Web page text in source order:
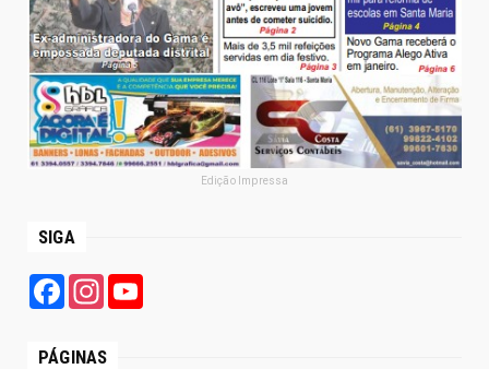
Edição Impressa
SIGA
FacebookInstagram
PÁGINAS